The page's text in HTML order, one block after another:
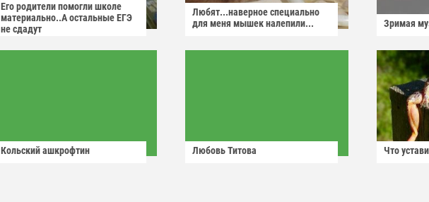
Его родители помогли школе
материально..А остальные ЕГЭ
не сдадут
Любят...наверное специально
для меня мышек налепили...
Зримая
Кольский ашкрофтин Любовь Титова Что